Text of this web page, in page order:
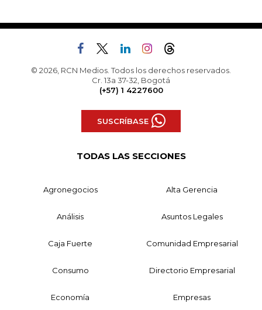
© 2026, RCN Medios. Todos los derechos reservados.
Cr. 13a 37-32, Bogotá
(+57) 1 4227600
SUSCRÍBASE
TODAS LAS SECCIONES
Agronegocios Alta Gerencia
Análisis Asuntos Legales
Caja Fuerte Comunidad Empresarial
Consumo Directorio Empresarial
Economía Empresas